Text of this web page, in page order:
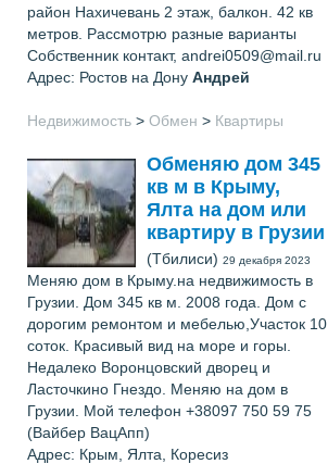
район Нахичевань 2 этаж, балкон. 42 кв
метров. Рассмотрю разные варианты
Собственник контакт, andrei0509@mail.ru
Адрес: Ростов на Дону Андрей
Недвижимость > Обмен > Квартиры
Обменяю дом 345
кв м в Крыму,
Ялта на дом или
квартиру в Грузии
(Тбилиси) 29 декабря 2023
Меняю дом в Крыму.на недвижимость в
Грузии. Дом 345 кв м. 2008 года. Дом с
дорогим ремонтом и мебелью,Участок 10
соток. Красивый вид на море и горы.
Недалеко Воронцовский дворец и
Ласточкино Гнездо. Меняю на дом в
Грузии. Мой телефон +38097 750 59 75
(Вайбер ВацАпп)
Адрес: Крым, Ялта, Коресиз